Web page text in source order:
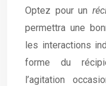
Optez pour un
permettra une
les interactions
forme du
l’agitation